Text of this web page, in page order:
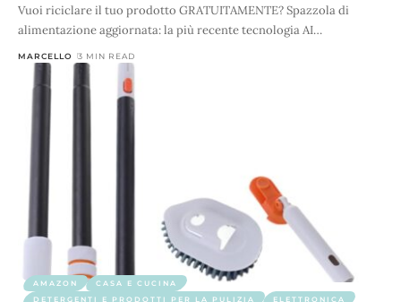
Vuoi riciclare il tuo prodotto GRATUITAMENTE? Spazzola di
alimentazione aggiornata: la più recente tecnologia AI…
MARCELLO 3 MIN READ
AMAZON
CASA E CUCINA
DETERGENTI E PRODOTTI PER LA PULIZIA
ELETTRONICA